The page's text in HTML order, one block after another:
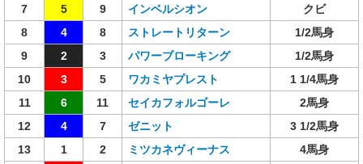
7
5 9 インベルシオン
クビ
8
4 8 ストレートリターン
1/2馬身
9
2 3 パワーブローキング
1/2馬身
10
3 5 ワカミヤプレスト
1 1/4馬身
11
6 11 セイカフォルゴーレ
2馬身
12
4 7 ゼニット
3 1/2馬身
13
1 2 ミツカネヴィーナス
4馬身